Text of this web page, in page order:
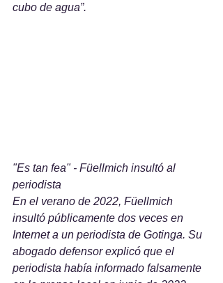
cubo de agua”.
"Es tan fea" - Füellmich insultó al
periodista
En el verano de 2022, Füellmich
insultó públicamente dos veces en
Internet a un periodista de Gotinga. Su
abogado defensor explicó que el
periodista había informado falsamente